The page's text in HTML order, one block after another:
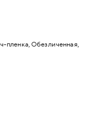
пленка, Обезличенная,